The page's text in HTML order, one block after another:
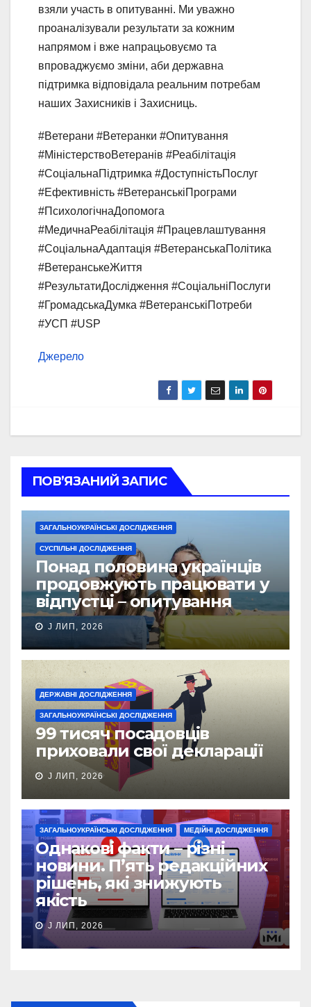
взяли участь в опитуванні. Ми уважно
проаналізували результати за кожним
напрямом і вже напрацьовуємо та
впроваджуємо зміни, аби державна
підтримка відповідала реальним потребам
наших Захисників і Захисниць.
#Ветерани #Ветеранки #Опитування
#МіністерствоВетеранів #Реабілітація
#СоціальнаПідтримка #ДоступністьПослуг
#Ефективність #ВетеранськіПрограми
#ПсихологічнаДопомога
#МедичнаРеабілітація #Працевлаштування
#СоціальнаАдаптація #ВетеранськаПолітика
#ВетеранськеЖиття
#РезультатиДослідження #СоціальніПослуги
#ГромадськаДумка #ВетеранськіПотреби
#УСП #USP
Джерело
ПОВ’ЯЗАНИЙ ЗАПИС
ЗАГАЛЬНОУКРАЇНСЬКІ ДОСЛІДЖЕННЯ
СУСПІЛЬНІ ДОСЛІДЖЕННЯ
Понад половина українців
продовжують працювати у
відпустці – опитування
J ЛИП, 2026
ДЕРЖАВНІ ДОСЛІДЖЕННЯ
ЗАГАЛЬНОУКРАЇНСЬКІ ДОСЛІДЖЕННЯ
99 тисяч посадовців
приховали свої декларації
J ЛИП, 2026
ЗАГАЛЬНОУКРАЇНСЬКІ ДОСЛІДЖЕННЯ МЕДІЙНІ ДОСЛІДЖЕННЯ
Однакові факти – різні
новини. П’ять редакційних
рішень, які знижують
якість
J ЛИП, 2026